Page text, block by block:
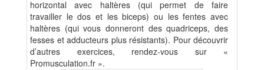
horizontal avec haltères (qui permet de faire
travailler le dos et les biceps) ou les fentes avec
haltères (qui vous donneront des quadriceps, des
fesses et adducteurs plus résistants). Pour découvrir
d’autres exercices, rendez-vous sur «
Promusculation.fr ».